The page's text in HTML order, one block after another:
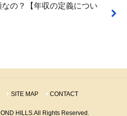
の？【年収の定義につい
SITE MAP CONTACT
HILLS.All Rights Reserved.